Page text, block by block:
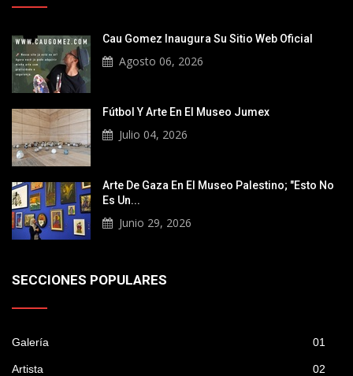
Cau Gomez Inaugura Su Sitio Web Oficial
Agosto 06, 2026
Fútbol Y Arte En El Museo Jumex
Julio 04, 2026
Arte De Gaza En El Museo Palestino; "Esto No
Es Un...
Junio 29, 2026
SECCIONES POPULARES
Galería 01
Artista 02